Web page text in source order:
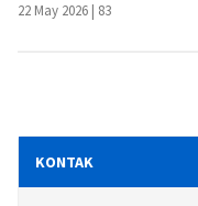
22 May 2026 | 83
KONTAK